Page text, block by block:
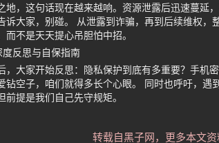
地，这句话现在越来越响。资源泄露后迅速蔓延
诉大家，别碰。 从泄露到诈骗，再到后续维权
而不是天天提心吊胆怕中招。
反思与自保指南
，大家开始反思：隐私保护到底有多重要？手机
钻空子，咱们就得多长个心眼。 同时也呼吁，
前提是我们自己先守规矩。
转载自黑子网，更多本文